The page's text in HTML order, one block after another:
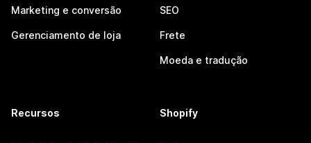
Marketing e conversão
Gerenciamento de loja
SEO
Frete
Moeda e tradução
Recursos Shopify